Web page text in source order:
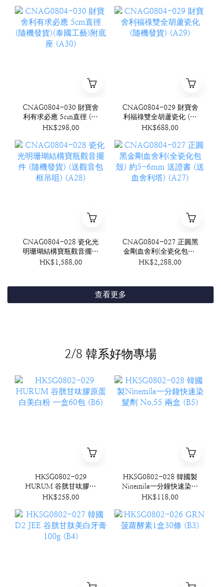
CNAG0804-030 財寶舍
利有求必應 5cm直徑 (隨
機發貨)(泰國工藝)附底座
HK$298.00
CNAG0804-029 財寶舍
利福祿雙全胡蘆瓷化 (隨
機發貨) (A29)
HK$688.00
CNAG0804-028 瓷化光
明珊瑚結構寶瓶觀音擺件
(隨機發貨) (送觀音包框
HK$1,588.00
CNAG0804-027 正圓黑
金剛血舍利(全瓷化包殼)
約5-6mm 送證書 (送血
HK$2,288.00
查看更多
2/8 韓系好物專場
HKSG0802-029
HURUM 谷胱甘呔膠原
蛋白美白粉 一盒60包
HK$258.00
HKSG0802-028 韓國製
Ninemila一分鐘快速染髮
劑 No.55 兩盒 (B5)
HK$118.00